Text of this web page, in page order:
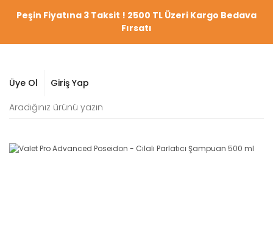
Peşin Fiyatına 3 Taksit ! 2500 TL Üzeri Kargo Bedava
Fırsatı
Üye Ol Giriş Yap